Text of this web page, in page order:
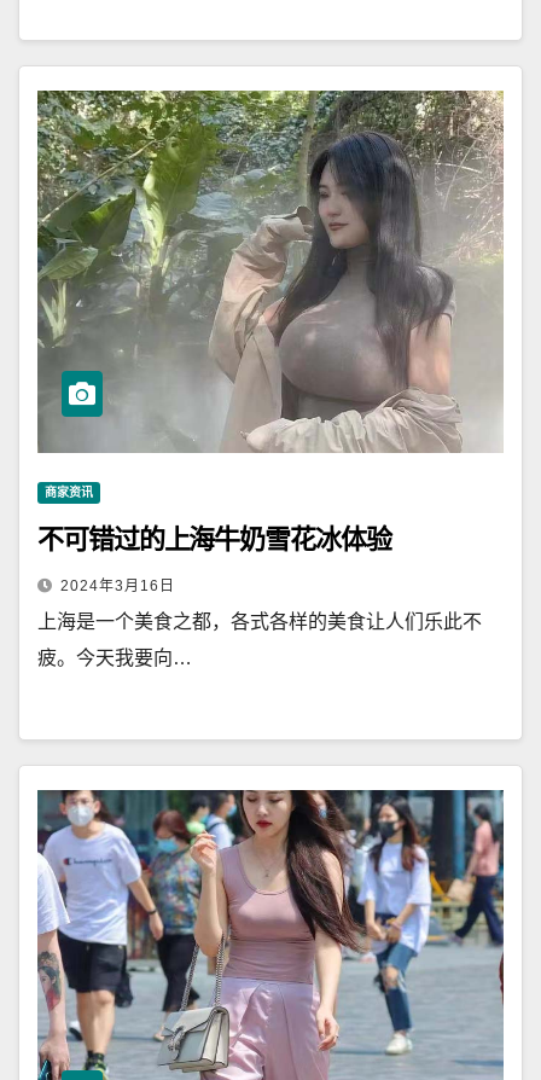
商家资讯
不可错过的上海牛奶雪花冰体验
2024年3月16日
上海是一个美食之都，各式各样的美食让人们乐此不
疲。今天我要向…